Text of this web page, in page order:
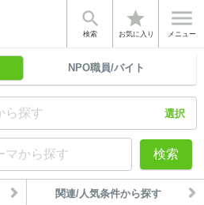

検索
star
お気に入り

メニュー
NPO職員/バイト
選択
検索
関連/人気条件から探す